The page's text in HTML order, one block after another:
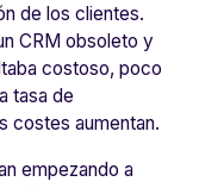
de los clientes.
CRM obsoleto y
costoso, poco
tasa de
costes aumentan.
empezando a